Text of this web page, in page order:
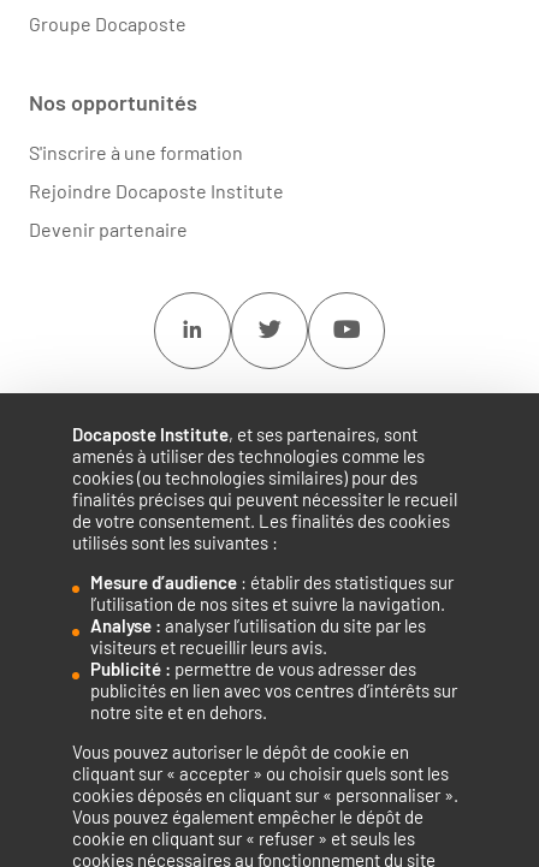
Docaposte Institute, et ses partenaires, sont
amenés à utiliser des technologies comme les
cookies (ou technologies similaires) pour des
finalités précises qui peuvent nécessiter le recueil
de votre consentement. Les finalités des cookies
utilisés sont les suivantes :
Mesure d’audience : établir des statistiques sur
l’utilisation de nos sites et suivre la navigation.
Analyse : analyser l’utilisation du site par les
visiteurs et recueillir leurs avis.
Publicité : permettre de vous adresser des
publicités en lien avec vos centres d’intérêts sur
notre site et en dehors.
Vous pouvez autoriser le dépôt de cookie en
cliquant sur « accepter » ou choisir quels sont les
cookies déposés en cliquant sur « personnaliser ».
Vous pouvez également empêcher le dépôt de
cookie en cliquant sur « refuser » et seuls les
cookies nécessaires au fonctionnement du site
Accélérateur de compétences numériques.
La certification qualité a été délivrée au titre de la catégorie
d’action suivante : ACTIONS DE FORMATION
Groupe Docaposte
Nos opportunités
S'inscrire à une formation
Rejoindre Docaposte Institute
Devenir partenaire
Linkedin Twitter Youtube